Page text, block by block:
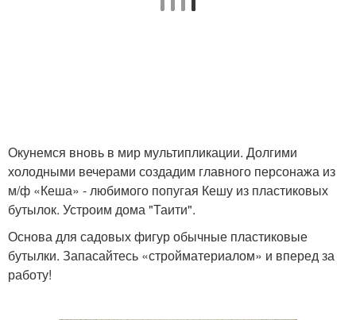
Окунемся вновь в мир мультипликации. Долгими
холодными вечерами создадим главного персонажа из
м/ф «Кеша» - любимого попугая Кешу из пластиковых
бутылок. Устроим дома "Таити".
Основа для садовых фигур обычные пластиковые
бутылки. Запасайтесь «стройматериалом» и вперед за
работу!